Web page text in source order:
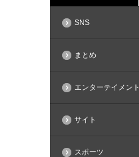
SNS
まとめ
エンターテイメント
サイト
スポーツ